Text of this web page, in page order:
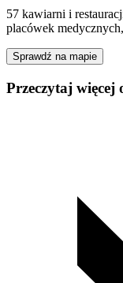
57 kawiarni i
placówek
Sprawdź na mapie
Przeczytaj więcej